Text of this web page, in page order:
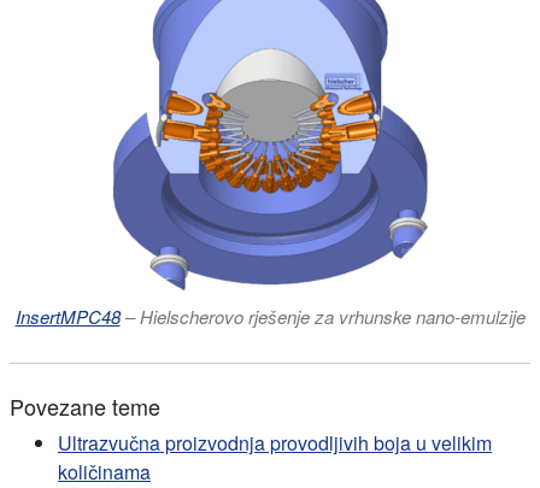
InsertMPC48– Hielscherovo rješenje za vrhunske nano-emulzije
Povezane teme
Ultrazvučna proizvodnja provodljivih boja u velikim
količinama